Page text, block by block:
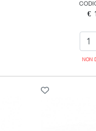
€
NON